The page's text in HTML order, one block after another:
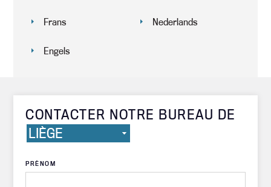
Frans
Engels
Nederlands
CONTACTER NOTRE BUREAU DE
PRÉNOM